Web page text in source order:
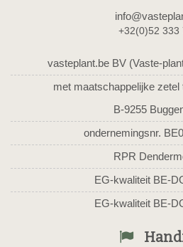
+32(0)52 333
vasteplant.be BV (Vaste-
met maatschappelijke zetel
B-9255
ondernemingsnr.
RPR
EG-kwaliteit BE-
EG-kwaliteit BE-